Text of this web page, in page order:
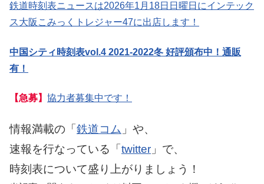
鉄道時刻表ニュースは2026年1月18日日曜日にインテック
ス大阪こみっくトレジャー47に出店します！
中国シティ時刻表vol.4 2021-2022冬 好評頒布中！通販
有！
【急募】 協力者募集中です！
情報満載の「 鉄道コム 」や、
速報を行なっている「 twitter 」で、
時刻表について盛り上がりましょう！